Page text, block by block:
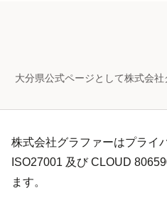
大分県公式ページとして株式会社
株式会社グラファーはプライ
ISO27001 及び CLOUD
ます。